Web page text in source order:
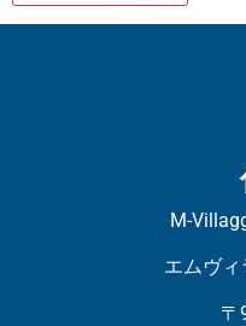
M-
エムヴ
〒